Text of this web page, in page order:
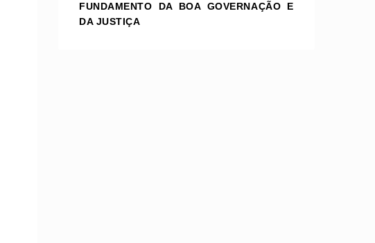
FUNDAMENTO DA BOA GOVERNAÇÃO E
DA JUSTIÇA